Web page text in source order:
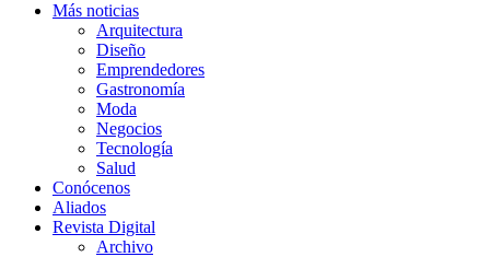
Más noticias
Arquitectura
Diseño
Emprendedores
Gastronomía
Moda
Negocios
Tecnología
Salud
Conócenos
Aliados
Revista Digital
Archivo